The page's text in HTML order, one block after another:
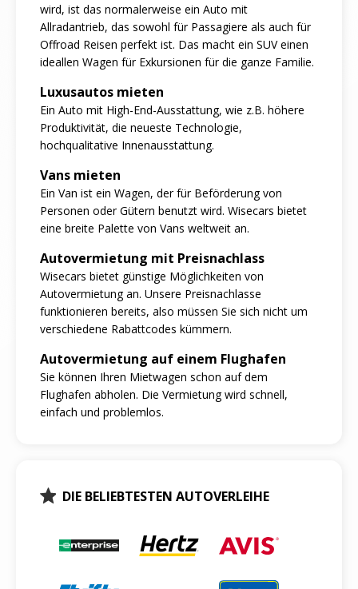
wird, ist das normalerweise ein Auto mit
Allradantrieb, das sowohl für Passagiere als auch für
Offroad Reisen perfekt ist. Das macht ein SUV einen
ideallen Wagen für Exkursionen für die ganze Familie.
Luxusautos mieten
Ein Auto mit High-End-Ausstattung, wie z.B. höhere
Produktivität, die neueste Technologie,
hochqualitative Innenausstattung.
Vans mieten
Ein Van ist ein Wagen, der für Beförderung von
Personen oder Gütern benutzt wird. Wisecars bietet
eine breite Palette von Vans weltweit an.
Autovermietung mit Preisnachlass
Wisecars bietet günstige Möglichkeiten von
Autovermietung an. Unsere Preisnachlasse
funktionieren bereits, also müssen Sie sich nicht um
verschiedene Rabattcodes kümmern.
Autovermietung auf einem Flughafen
Sie können Ihren Mietwagen schon auf dem
Flughafen abholen. Die Vermietung wird schnell,
einfach und problemlos.
DIE BELIEBTESTEN AUTOVERLEIHE